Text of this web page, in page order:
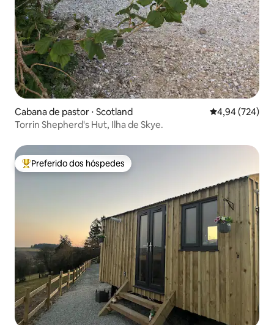
Cabana de pastor ⋅ Scotland 4,94 de uma
4,94 (724)
Torrin Shepherd's Hut, Ilha de Skye.
Entre os melhores preferidos dos hóspedes
Preferido dos hóspedes